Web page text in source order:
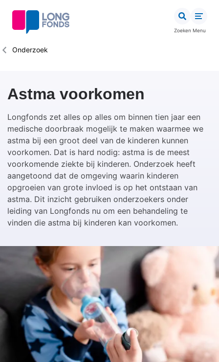
inhoud
Zoeken Menu
Kruimelpad
Onderzoek
Astma voorkomen
Longfonds zet alles op alles om binnen tien jaar een
medische doorbraak mogelijk te maken waarmee we
astma bij een groot deel van de kinderen kunnen
voorkomen. Dat is hard nodig: astma is de meest
voorkomende ziekte bij kinderen. Onderzoek heeft
aangetoond dat de omgeving waarin kinderen
opgroeien van grote invloed is op het ontstaan van
astma. Dit inzicht gebruiken onderzoekers onder
leiding van Longfonds nu om een behandeling te
vinden die astma bij kinderen kan voorkomen.